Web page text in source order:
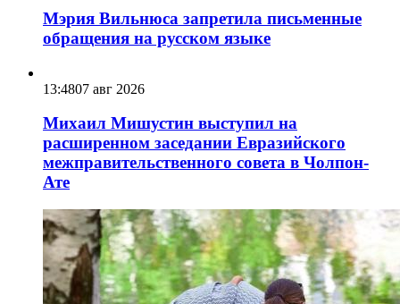
Мэрия Вильнюса запретила письменные
обращения на русском языке
13:4807 авг 2026
Михаил Мишустин выступил на
расширенном заседании Евразийского
межправительственного совета в Чолпон-
Ате